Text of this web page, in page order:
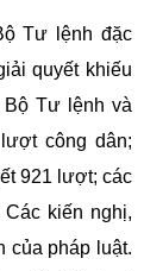
Tư lệnh đặc
quyết khiếu
Bộ Tư lệnh và
công dân;
921 lượt; các
kiến nghị,
của pháp luật.